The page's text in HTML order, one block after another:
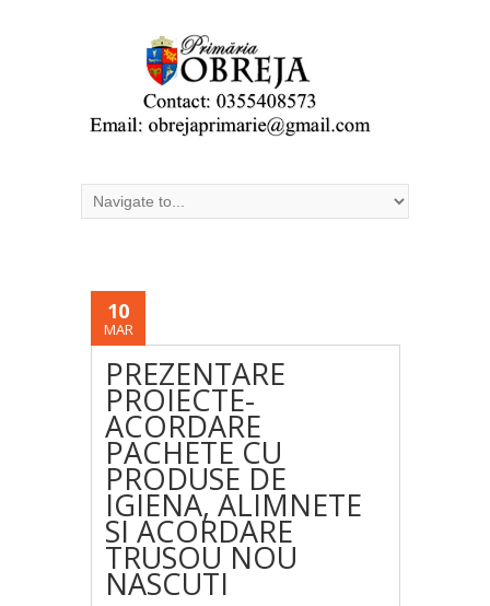
10
MAR
PREZENTARE
PROIECTE-
ACORDARE
PACHETE CU
PRODUSE DE
IGIENA, ALIMNETE
SI ACORDARE
TRUSOU NOU
NASCUTI